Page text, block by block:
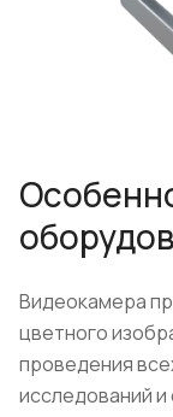
Видеокамера
цветного
проведения
исследований